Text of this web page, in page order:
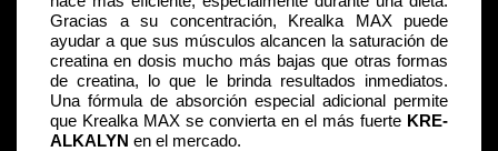
Gracias a su concentración, Krealka MAX puede
ayudar a que sus músculos alcancen la saturación de
creatina en dosis mucho más bajas que otras formas
de creatina, lo que le brinda resultados inmediatos.
Una fórmula de absorción especial adicional permite
que Krealka MAX se convierta en el más fuerte KRE-
ALKALYN en el mercado.